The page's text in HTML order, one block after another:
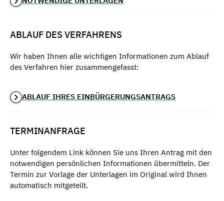
ABLAUF DES VERFAHRENS
Wir haben Ihnen alle wichtigen Informationen zum Ablauf
des Verfahren hier zusammengefasst:
ABLAUF IHRES EINBÜRGERUNGSANTRAGS
TERMINANFRAGE
Unter folgendem Link können Sie uns Ihren Antrag mit den
notwendigen persönlichen Informationen übermitteln. Der
Termin zur Vorlage der Unterlagen im Original wird Ihnen
automatisch mitgeteilt.